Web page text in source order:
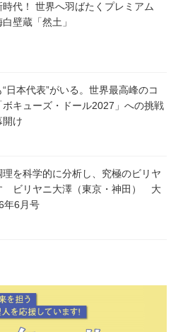
時代！ 世界へ羽ばたくプレミアム
壁蔵「然土」
日本代表”がいる。世界最高峰のコ
ボキューズ・ドール2027」への挑戦
開け
理を科学的に分析し、究極のビリヤ
ビリヤニ大澤（東京・神田） 大
6月号